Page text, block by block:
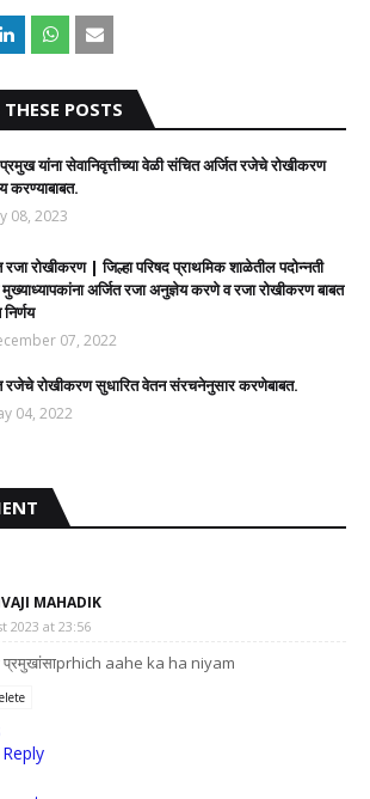
POSTS
यांना सेवानिवृत्तीच्या वेळी संचित अर्जित रजेचे रोखीकरण
करण्याबाबत.
08, 2023
रजा रोखीकरण | जिल्हा परिषद प्राथमिक शाळेतील पदोन्नती
मुख्याध्यापकांना अर्जित रजा अनुज्ञेय करणे व रजा रोखीकरण बाबत
07, 2022
रजेचे रोखीकरण सुधारित वेतन संरचनेनुसार करणेबाबत.
04, 2022
MAHADIK
2023 at 23:56
aahe ka ha niyam
Reply